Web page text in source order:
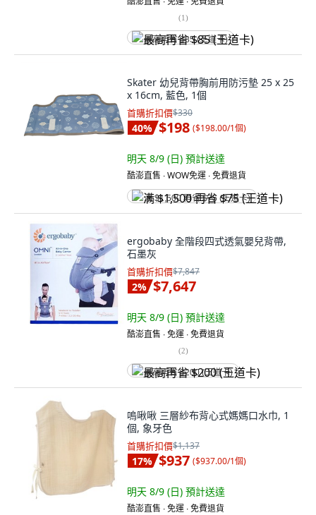
(1)
最高再省 $85 (王道卡)
Skater 幼兒背帶胸前用防污墊 25 x 25
x 16cm, 藍色, 1個
首購折扣價$330
40% $198 ($198.00/1個)
明天 8/9 (日) 預計送達
酷澎直售 ∙ WOW免運 ∙ 免費退貨
满 $1,500 再省 $75 (王道卡)
ergobaby 全階段四式透氣嬰兒背帶,
石墨灰
首購折扣價$7,847
2% $7,647
明天 8/9 (日) 預計送達
酷澎直售 ∙ 免運 ∙ 免費退貨
(2)
最高再省 $200 (王道卡)
嗚啾啾 三層紗布背心式媽媽口水巾, 1
個, 象牙色
首購折扣價$1,137
17% $937 ($937.00/1個)
明天 8/9 (日) 預計送達
酷澎直售 ∙ 免運 ∙ 免費退貨